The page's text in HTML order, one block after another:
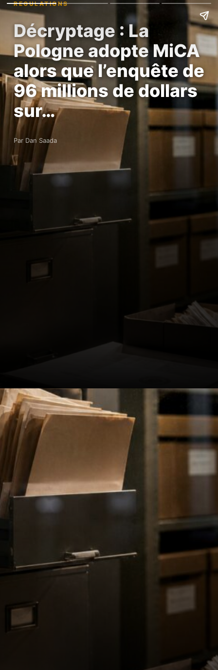
REGULATIONS
Décryptage : La
Pologne adopte MiCA
alors que l’enquête de
96 millions de dollars
sur…
Par Dan Saada